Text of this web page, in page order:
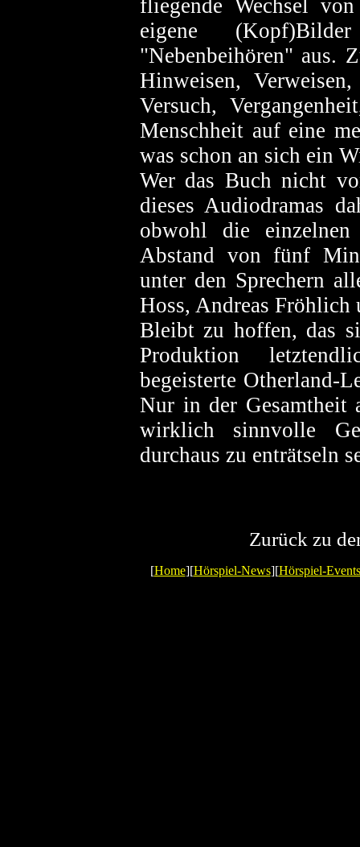
fliegende Wechsel
eigene
"Nebenbeihören" aus.
Hinweisen,
Versuch,
Menschheit auf eine
was schon an sich ein
Wer das Buch nicht
dieses Audiodramas
obwohl die
Abstand von fünf
unter den Sprechern
Hoss, Andreas Fröhlich
Bleibt zu hoffen, das
Produktion
begeisterte Otherland-
Nur in der Gesamtheit
wirklich sinnvolle
durchaus zu enträtseln
Zurück zu
[Home][Hörspiel-News][Hörspiel-Events